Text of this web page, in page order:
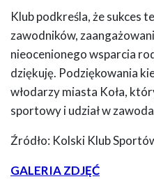
Klub podkreśla, że sukces
zawodników,
nieocenionego wsparcia
dziękuję. Podziękowania
włodarzy miasta Koła,
sportowy i udział w
Źródło: Kolski Klub
GALERIA ZDJĘĆ